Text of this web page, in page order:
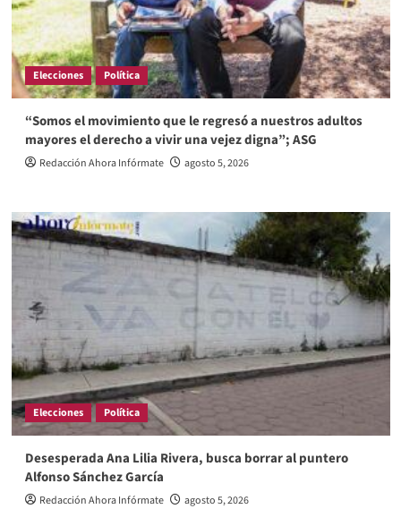
Elecciones Política
“Somos el movimiento que le regresó a nuestros adultos
mayores el derecho a vivir una vejez digna”; ASG
Redacción Ahora Infórmate agosto 5, 2026
Elecciones Política
Desesperada Ana Lilia Rivera, busca borrar al puntero
Alfonso Sánchez García
Redacción Ahora Infórmate agosto 5, 2026